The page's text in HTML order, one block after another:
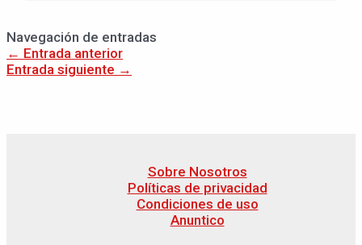
Navegación de entradas
← Entrada anterior
Entrada siguiente →
Sobre Nosotros
Políticas de privacidad
Condiciones de uso
Anuntico